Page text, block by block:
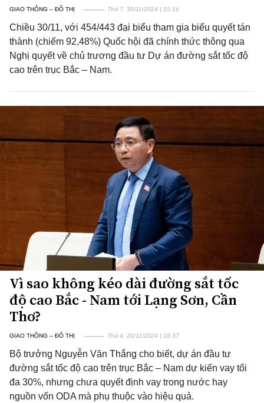
GIAO THÔNG – ĐÔ THỊ Thứ 7, 30/11/2024 | 15:16
Chiều 30/11, với 454/443 đại biểu tham gia biểu quyết tán
thành (chiếm 92,48%) Quốc hội đã chính thức thông qua
Nghị quyết về chủ trương đầu tư Dự án đường sắt tốc độ
cao trên trục Bắc – Nam.
Vì sao không kéo dài đường sắt tốc
độ cao Bắc - Nam tới Lạng Sơn, Cần
Thơ?
GIAO THÔNG – ĐÔ THỊ Thứ 4, 20/11/2024 | 18:37
Bộ trưởng Nguyễn Văn Thắng cho biết, dự án đầu tư
đường sắt tốc độ cao trên trục Bắc – Nam dự kiến vay tối
đa 30%, nhưng chưa quyết định vay trong nước hay
nguồn vốn ODA mà phụ thuộc vào hiệu quả.